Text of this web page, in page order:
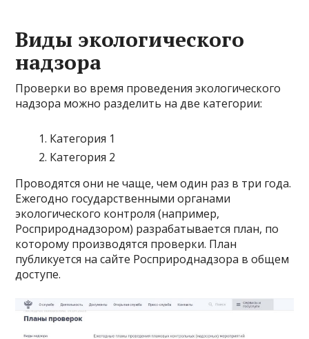
Виды экологического
надзора
Проверки во время проведения экологического
надзора можно разделить на две категории:
Категория 1
Категория 2
Проводятся они не чаще, чем один раз в три года.
Ежегодно государственными органами
экологического контроля (например,
Росприроднадзором) разрабатывается план, по
которому производятся проверки. План
публикуется на сайте Росприроднадзора в общем
доступе.